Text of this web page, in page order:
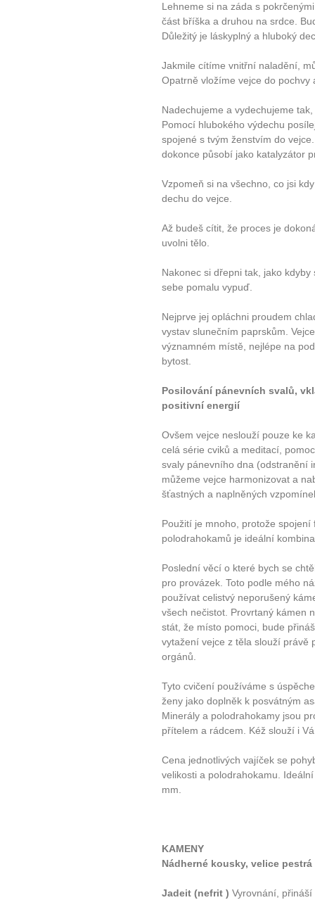
Lehneme si na záda s
část bříška a druhou na srdce.
Důležitý je láskyplný a hluboký
Jakmile cítíme vnitřní naladění,
Opatrně vložíme vejce do pochvy
Nadechujeme a vydechujeme
Pomocí hlubokého výdechu
spojené s tvým ženstvím do
dokonce působí jako katalyzátor
Vzpomeň si na všechno, co jsi
dechu do vejce.
Až budeš cítit, že proces je
uvolni tělo.
Nakonec si dřepni tak, jako
sebe pomalu vypuď.
Nejprve jej opláchni proudem
vystav slunečním paprskům.
významném místě, nejlépe na
bytost.
Posilování pánevních svalů,
positivní energií
Ovšem vejce neslouží pouze ke
celá série cviků a meditací,
svaly pánevního dna (odstranění
můžeme vejce harmonizovat a
šťastných a naplněných
Použití je mnoho, protože
polodrahokamů je ideální
Poslední věcí o které bych se
pro provázek. Toto podle mého
používat celistvý neporušený
všech nečistot. Provrtaný kámen
stát, že místo pomoci, bude
vytažení vejce z těla slouží právě
orgánů.
Tyto cvičení používáme s
ženy jako doplněk k posvátným
Minerály a polodrahokamy jsou
přítelem a rádcem. Kéž slouží i
Cena jednotlivých vajíček se
velikosti a polodrahokamu.
mm.
KAMENY
Nádherné kousky, velice
Jadeit (nefrit ) Vyrovnání,